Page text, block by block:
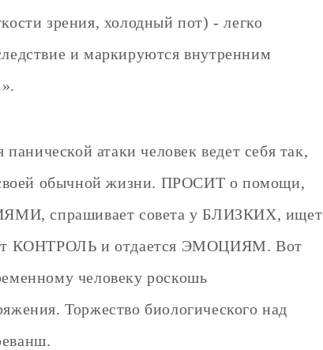
зрения, холодный пот) - легко
и маркируются внутренним
атаки человек ведет себя так,
своей обычной жизни. ПРОСИТ о помощи,
спрашивает совета у БЛИЗКИХ, ищет
КОНТРОЛЬ и отдается ЭМОЦИЯМ. Вот
человеку роскошь
Торжество биологического над